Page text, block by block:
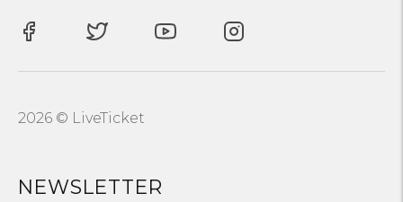
2026 © LiveTicket
NEWSLETTER